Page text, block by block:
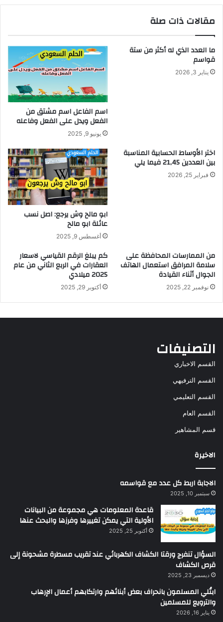
مقالات ذات صلة
ما العدد الذي له أكثر من ستة
قواسم
يناير 3, 2026
اسم الفاعل اسم مشتق من
الفعل ويدل على الفعل وفاعله
يونيو 9, 2025
اختر الأوساط الحسابية المناسبة
بين العددين 21,45 فيما يلي
فبراير 25, 2026
ابو مالح وش يرجع: اصل نسب
عائلة ابو مالح
أغسطس 9, 2025
من الممارسات المحافظة على
سلامة المرافق استعمال الهاتف
الجوال أثناء القيادة
نوفمبر 22, 2025
كم يبلغ الرقم القياسي لاسعار
العقارات في الربع الثاني من عام
2025 ميلادي
أكتوبر 29, 2025
التصنيفات
القسم الاخباري
القسم الترفيهي
القسم التعليمي
القسم العام
قسم المشاهير
الاخيرة
الاجابة اربط كل عدد مع قواسمه
سبتمبر 10, 2025
قاعدة المعلومات هي مجموعة من البيانات
الأولية التي يمكن تغييرها وفرزها والبحث عنها
أكتوبر 25, 2025
السؤال تنفرج ورقتا الكشاف الكهربائي عند تقريب مسطرة مشحونة إلى
قرص الكشاف
ديسمبر 23, 2025
ابتُلي المسلمون بانحراف بعض أبنائهم وارتكابهم أعمال الإرهاب
والترويع للمسلمين
يناير 16, 2026